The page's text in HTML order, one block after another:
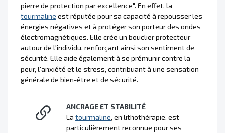
pierre de protection par excellence". En effet, la
tourmaline est réputée pour sa capacité à repousser les
énergies négatives et à protéger son porteur des ondes
électromagnétiques. Elle crée un bouclier protecteur
autour de l'individu, renforçant ainsi son sentiment de
sécurité. Elle aide également à se prémunir contre la
peur, l'anxiété et le stress, contribuant à une sensation
générale de bien-être et de sécurité.
ANCRAGE ET STABILITÉ
La tourmaline, en lithothérapie, est
particulièrement reconnue pour ses